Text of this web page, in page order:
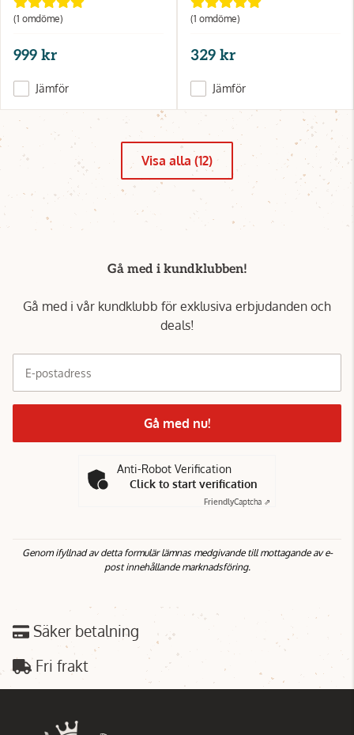
(1 omdöme)
999 kr
Jämför
(1 omdöme)
329 kr
Jämför
Visa alla (12)
Gå med i kundklubben!
Gå med i vår kundklubb för exklusiva erbjudanden och
deals!
E-postadress
Gå med nu!
Anti-Robot Verification
Click to start verification
FriendlyCaptcha ⇗
Genom ifyllnad av detta formulär lämnas medgivande till mottagande av e-
post innehållande marknadsföring.
Säker betalning
Fri frakt